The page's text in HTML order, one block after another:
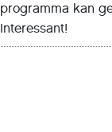
programma kan
Interessant!